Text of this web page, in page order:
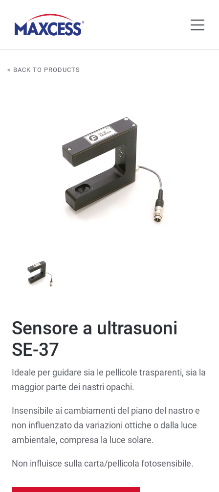
< BACK TO PRODUCTS
Sensore a ultrasuoni
SE-37
Ideale per guidare sia le pellicole trasparenti, sia la
maggior parte dei nastri opachi.
Insensibile ai cambiamenti del piano del nastro e
non influenzato da variazioni ottiche o dalla luce
ambientale, compresa la luce solare.
Non influisce sulla carta/pellicola fotosensibile.